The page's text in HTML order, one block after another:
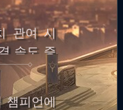
관여 시
속도 증
챔피언에